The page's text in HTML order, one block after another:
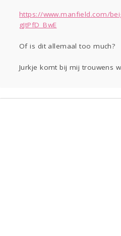
https://www.manfield.com/
gJtPfD_BwE
Of is dit allemaal too much?
Jurkje komt bij mij trouwens